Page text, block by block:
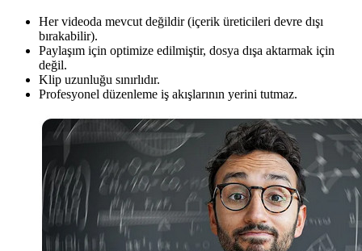
Her videoda mevcut değildir (içerik üreticileri devre dışı
bırakabilir).
Paylaşım için optimize edilmiştir, dosya dışa aktarmak için
değil.
Klip uzunluğu sınırlıdır.
Profesyonel düzenleme iş akışlarının yerini tutmaz.